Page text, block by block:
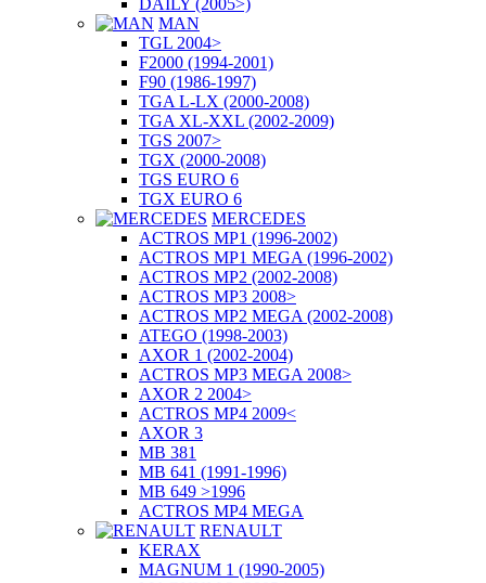
DAILY (2005>)
MAN
TGL 2004>
F2000 (1994-2001)
F90 (1986-1997)
TGA L-LX (2000-2008)
TGA XL-XXL (2002-2009)
TGS 2007>
TGX (2000-2008)
TGS EURO 6
TGX EURO 6
MERCEDES
ACTROS MP1 (1996-2002)
ACTROS MP1 MEGA (1996-2002)
ACTROS MP2 (2002-2008)
ACTROS MP3 2008>
ACTROS MP2 MEGA (2002-2008)
ATEGO (1998-2003)
AXOR 1 (2002-2004)
ACTROS MP3 MEGA 2008>
AXOR 2 2004>
ACTROS MP4 2009<
AXOR 3
MB 381
MB 641 (1991-1996)
MB 649 >1996
ACTROS MP4 MEGA
RENAULT
KERAX
MAGNUM 1 (1990-2005)